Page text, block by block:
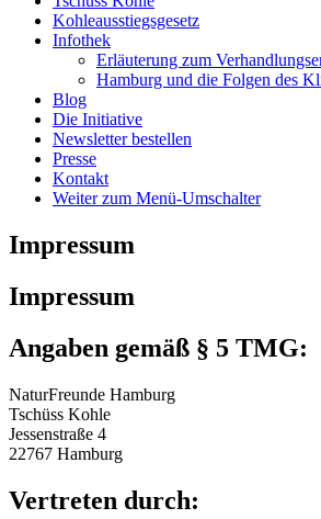
Kohleausstiegsgesetz
Infothek
Erläuterung zum
Hamburg und die Folgen des
Blog
Die Initiative
Newsletter bestellen
Presse
Kontakt
Weiter zum Menü-Umschalter
Impressum
Impressum
Angaben gemäß § 5 TMG:
NaturFreunde Hamburg
Tschüss Kohle
Jessenstraße 4
22767 Hamburg
Vertreten durch: